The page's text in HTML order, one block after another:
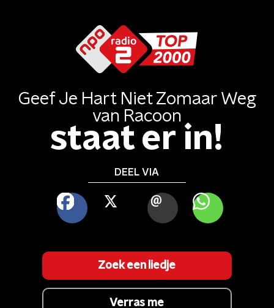
Geef Je Hart Niet Zomaar Weg
van Racoon
staat er in!
DEEL VIA
FACEBOOK
X MAIL WHATSAPP
Zoek een liedje
Verras me